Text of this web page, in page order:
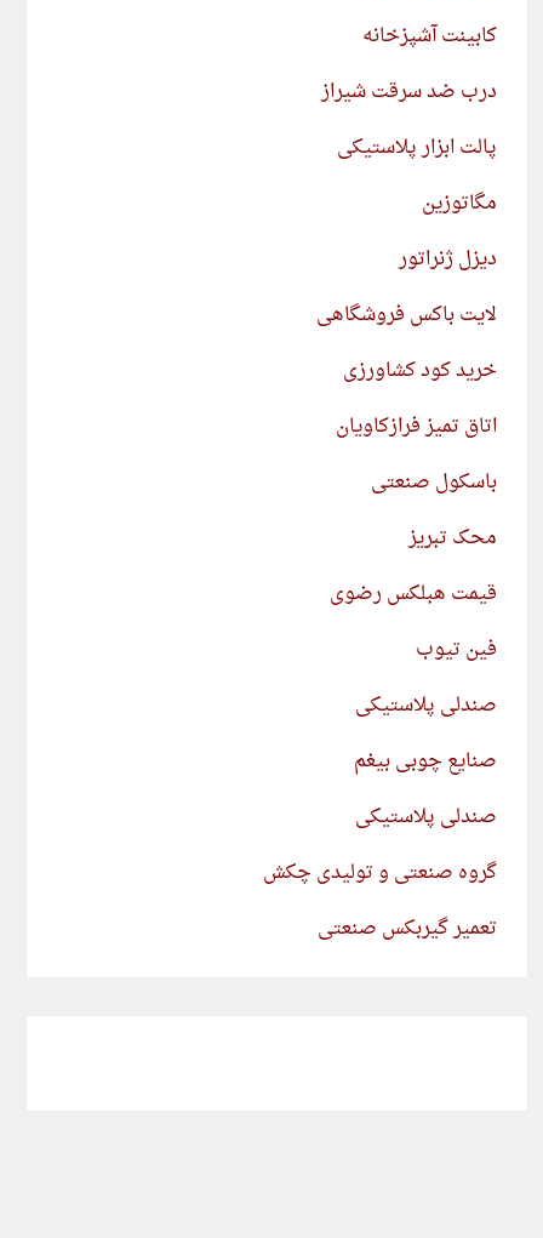
کابینت آشپزخانه
درب ضد سرقت شیراز
پالت ابزار پلاستیکی
مگاتوزین
دیزل ژنراتور
لایت باکس فروشگاهی
خرید کود کشاورزی
اتاق تمیز فرازکاویان
باسکول صنعتی
محک تبریز
قیمت هبلکس رضوی
فین تیوب
صندلی پلاستیکی
صنایع چوبی بیغم
صندلی پلاستیکی
گروه صنعتی و تولیدی چکش
تعمیر گیربکس صنعتی